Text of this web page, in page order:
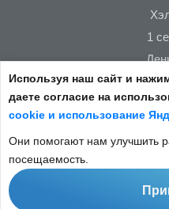
1
23
14
8
Используя наш сайт и
даете согласие на
cookie и использование
Они помогают нам улучшить
посещаемость.